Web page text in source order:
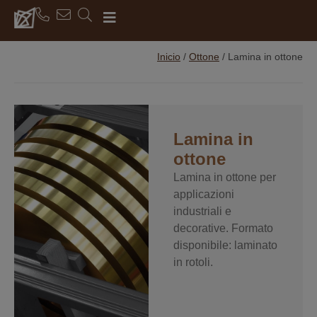
Inicio / Ottone / Lamina in ottone
Lamina in
ottone
Lamina in ottone per
applicazioni
industriali e
decorative. Formato
disponibile: laminato
in rotoli.